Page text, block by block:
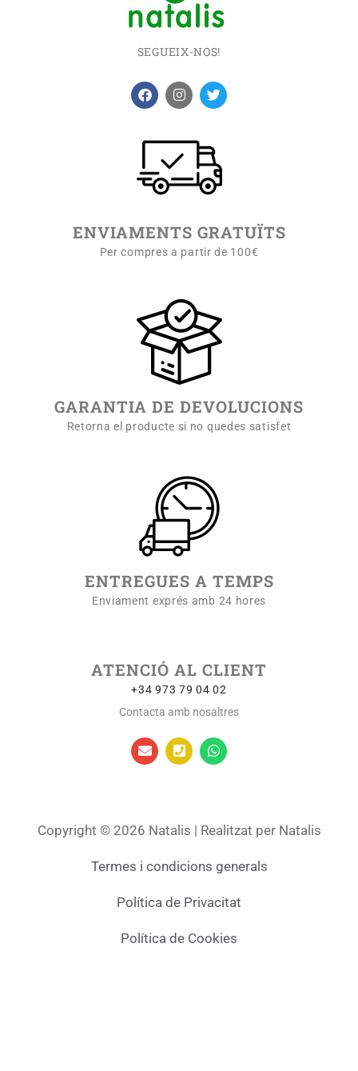
SEGUEIX-NOS!
ENVIAMENTS GRATUÏTS
Per compres a partir de 100€
GARANTIA DE DEVOLUCIONS
Retorna el producte si no quedes satisfet
ENTREGUES A TEMPS
Enviament exprés amb 24 hores
ATENCIÓ AL CLIENT
+34 973 79 04 02
Contacta amb nosaltres
Copyright © 2026 Natalis | Realitzat per Natalis
Termes i condicions generals
Política de Privacitat
Política de Cookies